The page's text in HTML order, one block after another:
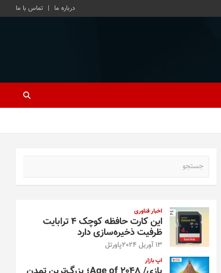
درباره ما تماس با ما
اخبار فناوری
این کارت حافظه کوچک ۴ ترابایت
ظرفیت ذخیره‌سازی دارد
13 آوریل 2024 پاورتل
اپ بازار